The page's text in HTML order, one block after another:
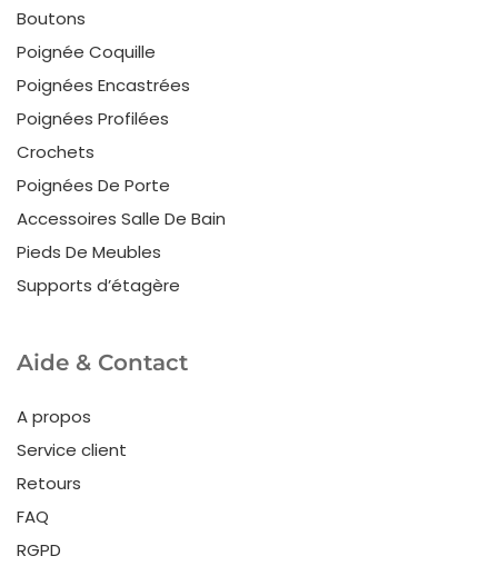
Boutons
Poignée Coquille
Poignées Encastrées
Poignées Profilées
Crochets
Poignées De Porte
Accessoires Salle De Bain
Pieds De Meubles
Supports d’étagère
Aide & Contact
A propos
Service client
Retours
FAQ
RGPD